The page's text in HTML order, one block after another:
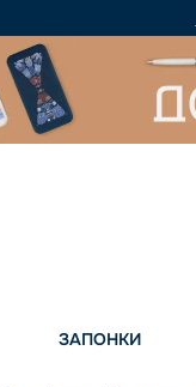
ЗАПОНКИ